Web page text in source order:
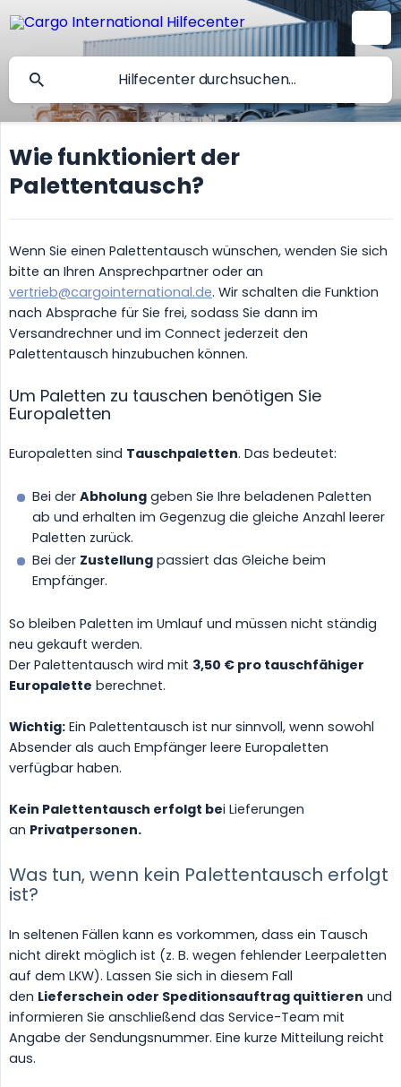
Wie funktioniert der
Palettentausch?
Wenn Sie einen Palettentausch wünschen, wenden Sie sich
bitte an Ihren Ansprechpartner oder an
vertrieb@cargointernational.de. Wir schalten die Funktion
nach Absprache für Sie frei, sodass Sie dann im
Versandrechner und im Connect jederzeit den
Palettentausch hinzubuchen können.
Um Paletten zu tauschen benötigen Sie
Europaletten
Europaletten sind Tauschpaletten. Das bedeutet:
Bei der Abholung geben Sie Ihre beladenen Paletten
ab und erhalten im Gegenzug die gleiche Anzahl leerer
Paletten zurück.
Bei der Zustellung passiert das Gleiche beim
Empfänger.
So bleiben Paletten im Umlauf und müssen nicht ständig
neu gekauft werden.
Der Palettentausch wird mit 3,50 € pro tauschfähiger
Europalette berechnet.
Wichtig: Ein Palettentausch ist nur sinnvoll, wenn sowohl
Absender als auch Empfänger leere Europaletten
verfügbar haben.
Kein Palettentausch erfolgt bei Lieferungen
an Privatpersonen.
Was tun, wenn kein Palettentausch erfolgt
ist?
In seltenen Fällen kann es vorkommen, dass ein Tausch
nicht direkt möglich ist (z. B. wegen fehlender Leerpaletten
auf dem LKW). Lassen Sie sich in diesem Fall
den Lieferschein oder Speditionsauftrag quittieren und
informieren Sie anschließend das Service-Team mit
Angabe der Sendungsnummer. Eine kurze Mitteilung reicht
aus.